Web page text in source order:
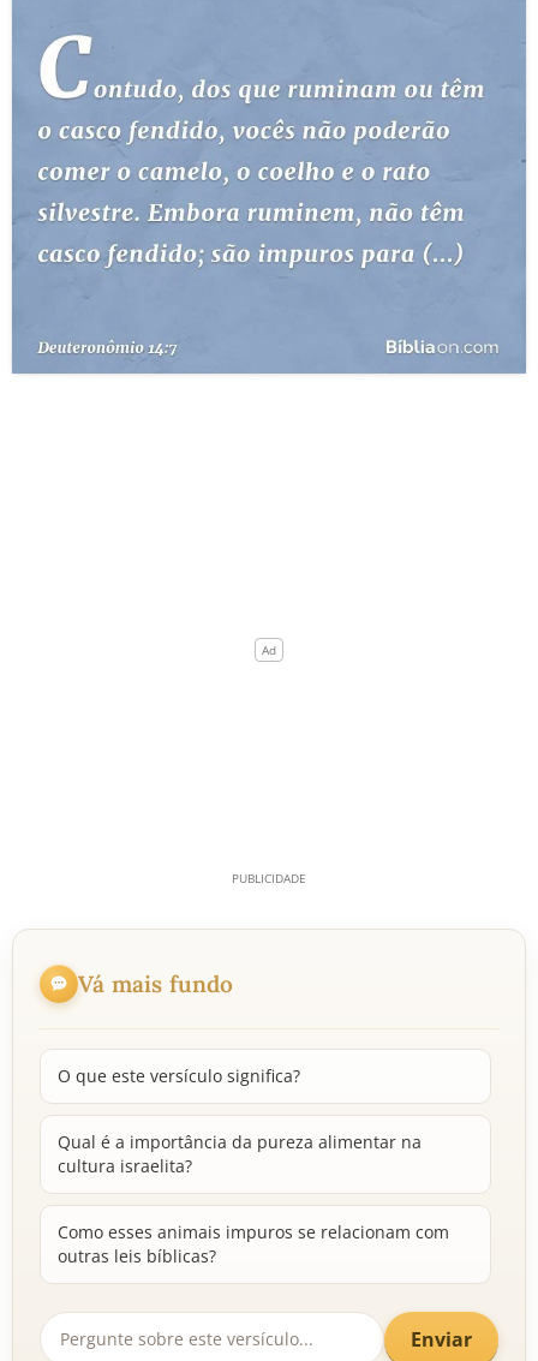
ESTUDOS BÍBLICOS
ESBOÇOS DE PREGAÇÃO
PERGUNTE À BÍBLIA IA
QUEM SOMOS
Vá mais fundo
O que este versículo significa?
Qual é a importância da pureza alimentar na
cultura israelita?
Como esses animais impuros se relacionam com
outras leis bíblicas?
Enviar